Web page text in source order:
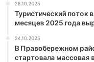
28.10.2025
Туристический поток
месяцев 2025 года
24.10.2025
В Правобережном
стартовала массовая